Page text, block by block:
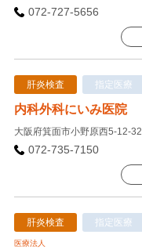
072-727-5656
肝炎検査 指定医療
内科外科にいみ医院
大阪府箕面市小野原西5-12-32
072-735-7150
肝炎検査 指定医療
医療法人